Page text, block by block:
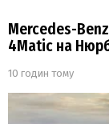
Mercedes-
4Matic на
10 годин тому